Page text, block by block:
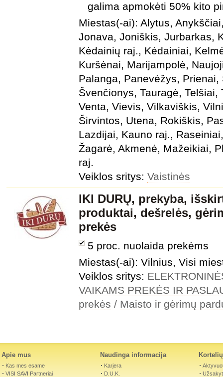
galima apmokėti 50% kito
Miestas(-ai): Alytus,
Jonava, Joniškis, Jurbarkas,
Kėdainių raj., Kėdainiai,
Kuršėnai, Marijampolė,
Palanga, Panevėžys,
Švenčionys, Tauragė, Telšiai,
Venta, Vievis, Vilkaviškis,
Širvintos, Utena, Rokiškis,
Lazdijai, Kauno raj.,
Žagarė, Akmenė, Mažeikiai,
raj.
Veiklos sritys: Vaistinės
IKI DURŲ, prekyba,
produktai, dešrelės,
prekės
5 proc. nuolaida prekėms
Miestas(-ai): Vilnius, Visi
Veiklos sritys:
VAIKAMS PREKĖS IR
prekės / Maisto ir gėrimų
Apie mus
Kas mes esame
VISI SAVI Partneriai
Naudinga informacija
Karjera
D.U.K.